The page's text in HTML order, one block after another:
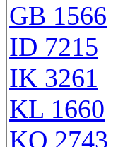
GB 1566
ID 7215
IK 3261
KL 1660
KQ 2743